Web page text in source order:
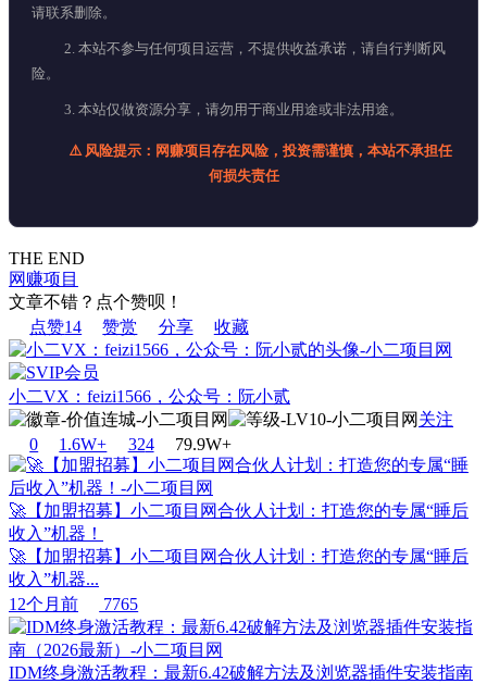
请联系删除。
2. 本站不参与任何项目运营，不提供收益承诺，请自行判断风
险。
3. 本站仅做资源分享，请勿用于商业用途或非法用途。
⚠️ 风险提示：网赚项目存在风险，投资需谨慎，本站不承担任
何损失责任
THE END
网赚项目
文章不错？点个赞呗！
点赞14 赞赏 分享 收藏
小二VX：feizi1566，公众号：阮小贰
关注
0
1.6W+ 324 79.9W+
🚀【加盟招募】小二项目网合伙人计划：打造您的专属“睡后
收入”机器！
🚀【加盟招募】小二项目网合伙人计划：打造您的专属“睡后
收入”机器...
12个月前
7765
IDM终身激活教程：最新6.42破解方法及浏览器插件安装指南